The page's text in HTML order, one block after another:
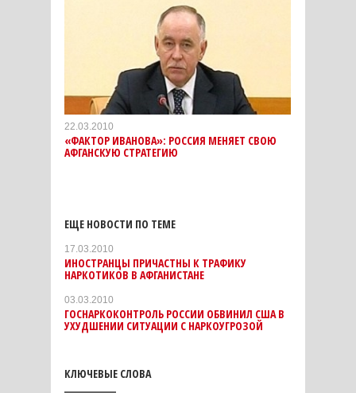
22.03.2010
«ФАКТОР ИВАНОВА»: РОССИЯ МЕНЯЕТ СВОЮ
АФГАНСКУЮ СТРАТЕГИЮ
ЕЩЕ НОВОСТИ ПО ТЕМЕ
17.03.2010
ИНОСТРАНЦЫ ПРИЧАСТНЫ К ТРАФИКУ
НАРКОТИКОВ В АФГАНИСТАНЕ
03.03.2010
ГОСНАРКОКОНТРОЛЬ РОССИИ ОБВИНИЛ США В
УХУДШЕНИИ СИТУАЦИИ С НАРКОУГРОЗОЙ
КЛЮЧЕВЫЕ СЛОВА